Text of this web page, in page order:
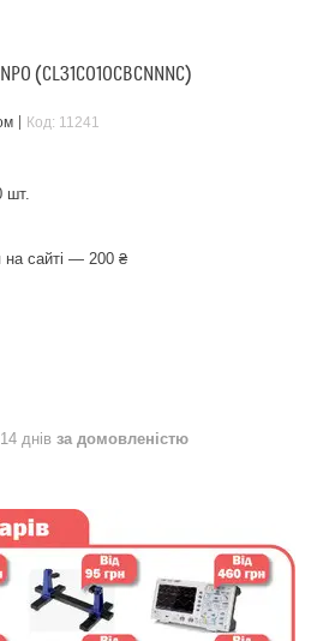
(CL31C010CBCNNNC)
Код: 11241
шт.
на сайті — 200 ₴
днів за домовленістю